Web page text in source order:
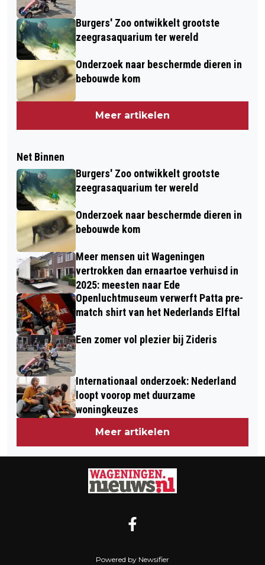
Burgers' Zoo ontwikkelt grootste
zeegrasaquarium ter wereld
Onderzoek naar beschermde dieren in
bebouwde kom
Meer artikelen
Net Binnen
Burgers' Zoo ontwikkelt grootste
zeegrasaquarium ter wereld
Onderzoek naar beschermde dieren in
bebouwde kom
Meer mensen uit Wageningen
vertrokken dan ernaartoe verhuisd in
2025: meesten naar Ede
Openluchtmuseum verwerft Patta pre-
match shirt van het Nederlands Elftal
Een zomer vol plezier bij Zideris
Internationaal onderzoek: Nederland
loopt voorop met duurzame
woningkeuzes
Meer artikelen
Powered by Newsifier